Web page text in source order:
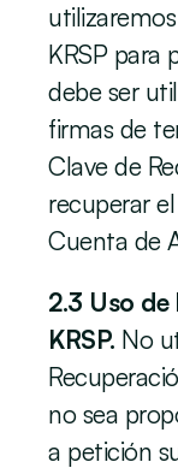
KRSP para
debe ser
firmas de
Clave de
recuperar
Cuenta de
2.3 Uso de
KRSP. No
no sea
a petición